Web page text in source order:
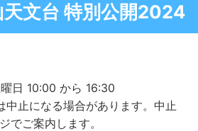
天文台 特別公開2024
日 10:00 から 16:30
中止になる場合があります。中止
でご案内します。